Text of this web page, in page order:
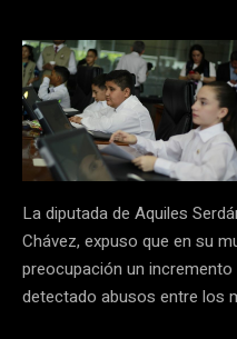
La diputada de Aquiles
Chávez, expuso que en su
preocupación un
detectado abusos entre los